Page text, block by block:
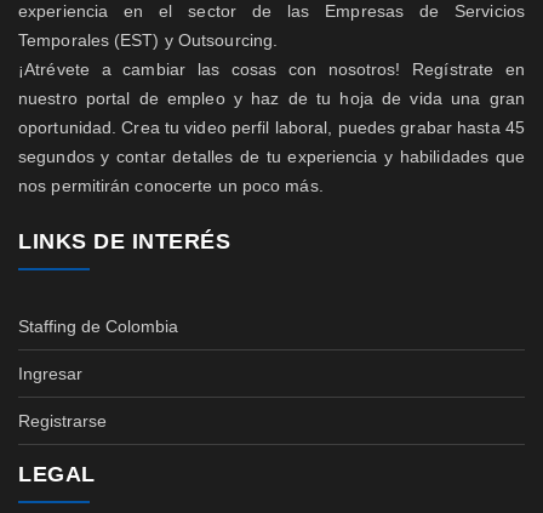
experiencia en el sector de las Empresas de Servicios
Temporales (EST) y Outsourcing.
¡Atrévete a cambiar las cosas con nosotros! Regístrate en
nuestro portal de empleo y haz de tu hoja de vida una gran
oportunidad. Crea tu video perfil laboral, puedes grabar hasta 45
segundos y contar detalles de tu experiencia y habilidades que
nos permitirán conocerte un poco más.
LINKS DE INTERÉS
Staffing de Colombia
Ingresar
Registrarse
LEGAL